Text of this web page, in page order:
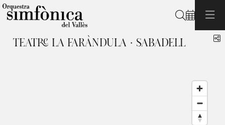
Cerca
TEATRE LA FARÀNDULA · SABADELL